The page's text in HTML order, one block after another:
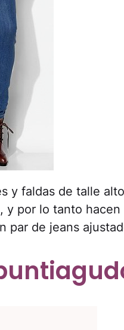
y faldas de talle
y por lo tanto
par de jeans